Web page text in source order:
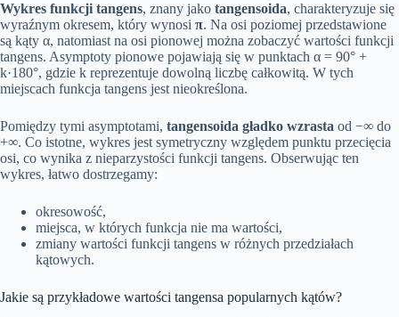
Wykres funkcji tangens, znany jako tangensoida, charakteryzuje się
wyraźnym okresem, który wynosi π. Na osi poziomej przedstawione
są kąty α, natomiast na osi pionowej można zobaczyć wartości funkcji
tangens. Asymptoty pionowe pojawiają się w punktach α = 90° +
k·180°, gdzie k reprezentuje dowolną liczbę całkowitą. W tych
miejscach funkcja tangens jest nieokreślona.
Pomiędzy tymi asymptotami, tangensoida gładko wzrasta od −∞ do
+∞. Co istotne, wykres jest symetryczny względem punktu przecięcia
osi, co wynika z nieparzystości funkcji tangens. Obserwując ten
wykres, łatwo dostrzegamy:
okresowość,
miejsca, w których funkcja nie ma wartości,
zmiany wartości funkcji tangens w różnych przedziałach
kątowych.
Jakie są przykładowe wartości tangensa popularnych kątów?